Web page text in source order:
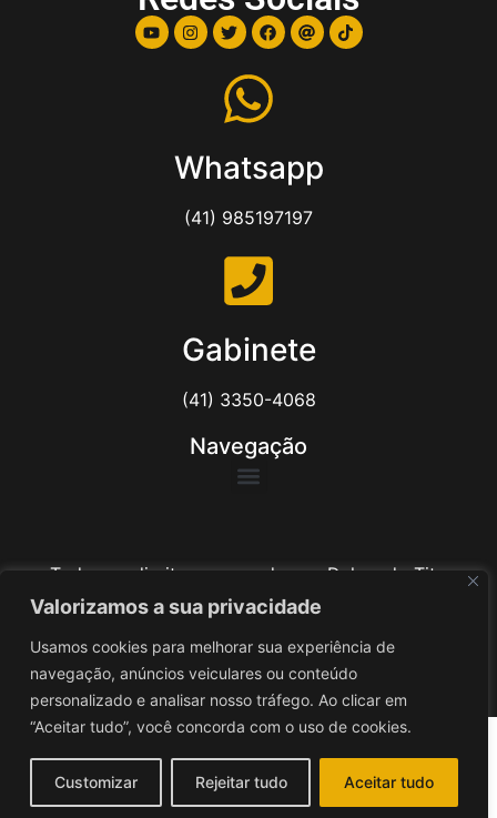
Valorizamos a sua privacidade
Usamos cookies para melhorar sua experiência de
navegação, anúncios veiculares ou conteúdo
personalizado e analisar nosso tráfego. Ao clicar em
“Aceitar tudo”, você concorda com o uso de cookies.
Customizar Rejeitar tudo Aceitar tudo
Whatsapp
(41) 985197197
Gabinete
(41) 3350-4068
Navegação
Todos os direitos reservados ao Delegado Tito
Barichello
Desenvolvido poriv3